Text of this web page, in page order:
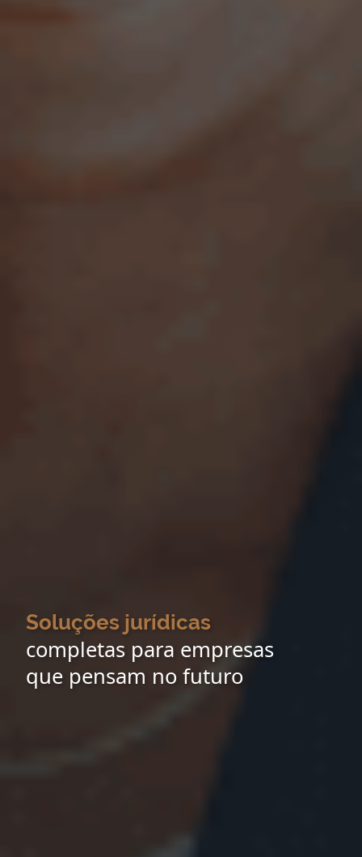
Soluções jurídicas
completas para empresas
que pensam no futuro